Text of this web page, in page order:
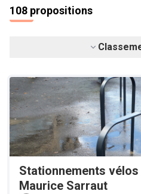
108 propositions
Stationnements vélos
Maurice Sarraut